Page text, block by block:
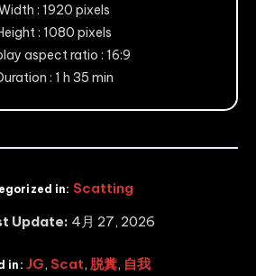
: 1920 pixels
: 1080 pixels
aspect ratio : 16:9
: 1 h 35 min
in: Scatting
Update: 4月 27, 2026
in: JG, Scat, 脱糞, 自我